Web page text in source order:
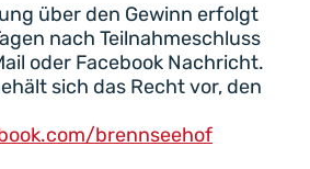
über den Gewinn erfolgt
nach Teilnahmeschluss
oder Facebook Nachricht.
sich das Recht vor, den
brennseehof